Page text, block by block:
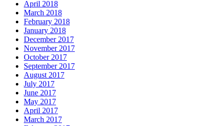
April 2018
March 2018
February 2018
January 2018
December 2017
November 2017
October 2017
September 2017
August 2017
July 2017
June 2017
May 2017
April 2017
March 2017